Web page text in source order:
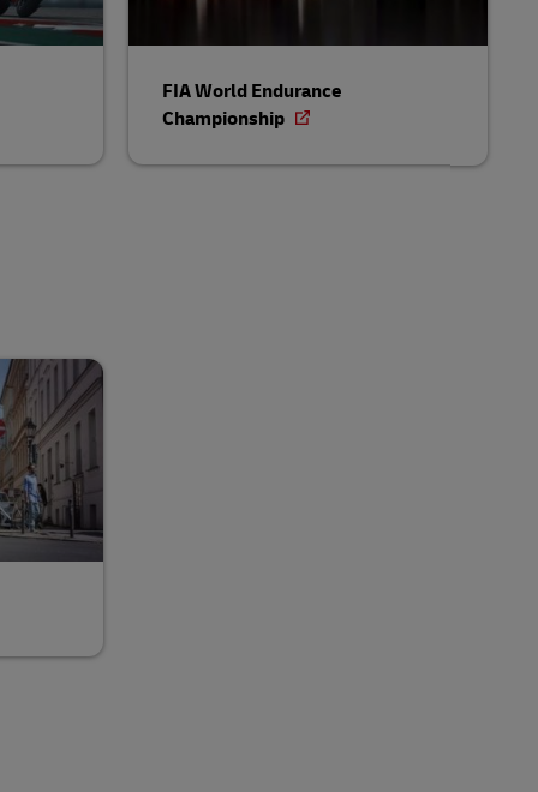
FIA World Endurance
Championship